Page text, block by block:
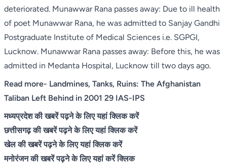
deteriorated. Munawwar Rana passes away: Due to ill health
of poet Munawwar Rana, he was admitted to Sanjay Gandhi
Postgraduate Institute of Medical Sciences i.e. SGPGI,
Lucknow. Munawwar Rana passes away: Before this, he was
admitted in Medanta Hospital, Lucknow till two days ago.
Read more- Landmines, Tanks, Ruins: The Afghanistan
Taliban Left Behind in 2001 29 IAS-IPS
मध्यप्रदेश की खबरें पढ़ने के लिए यहां क्लिक करें
छत्तीसगढ़ की खबरें पढ़ने के लिए यहां क्लिक करें
खेल की खबरें पढ़ने के लिए यहां क्लिक करें
मनोरंजन की खबरें पढ़ने के लिए यहां करें क्लिक